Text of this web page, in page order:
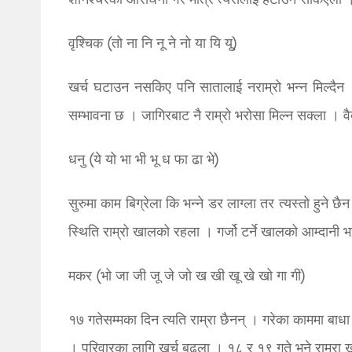
वृश्चिक (तो ना नि नू ने नो या यि यू)
खर्च घटाउन नसकिए पनि सातालाई नराम्रो भन्न
सम्भावना छ । जागिरबाट नै राम्रो भरोसा मिल्न सक्ला
धनु (ये यो भा भी भू ध फा ढा भे)
सुरुमा काम बिग्रेला कि भन्ने डर लाग्ला तर त्यस्तो हुने
स्थिति राम्रो खालको रहला । गर्जो टर्ने खालको
मकर (भो जा जी जू जे जो ख खी खू खे खो गा गी)
१७ गतेसम्मका दिन त्यति राम्रा छैनन् । गरेका काममा